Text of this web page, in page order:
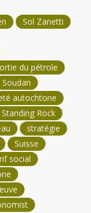
Sol Zanetti
du pétrole
Soudan
autochtone
Standing Rock
stratégie
Suisse
social